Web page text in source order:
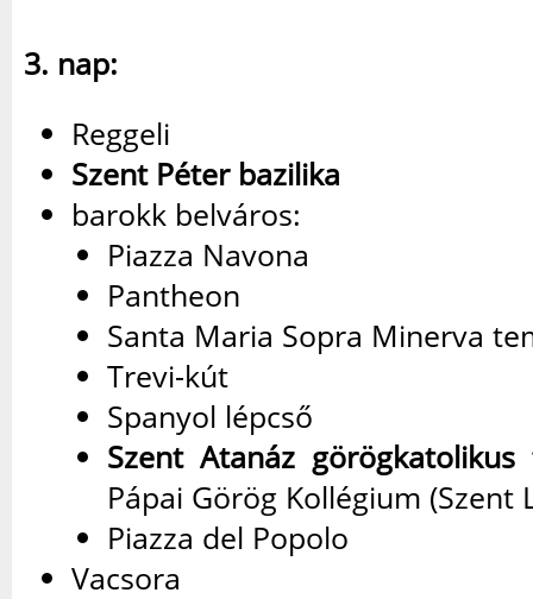
3. nap:
Reggeli
Szent Péter bazilika
barokk belváros:
Piazza Navona
Pantheon
Santa Maria Sopra Minerva
Trevi-kút
Spanyol lépcső
Szent Atanáz görögkatolikus
Pápai Görög Kollégium (Szent
Piazza del Popolo
Vacsora